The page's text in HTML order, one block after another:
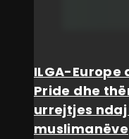
ILGA-Europe
Pride dhe
urrejtjes
muslimanëve